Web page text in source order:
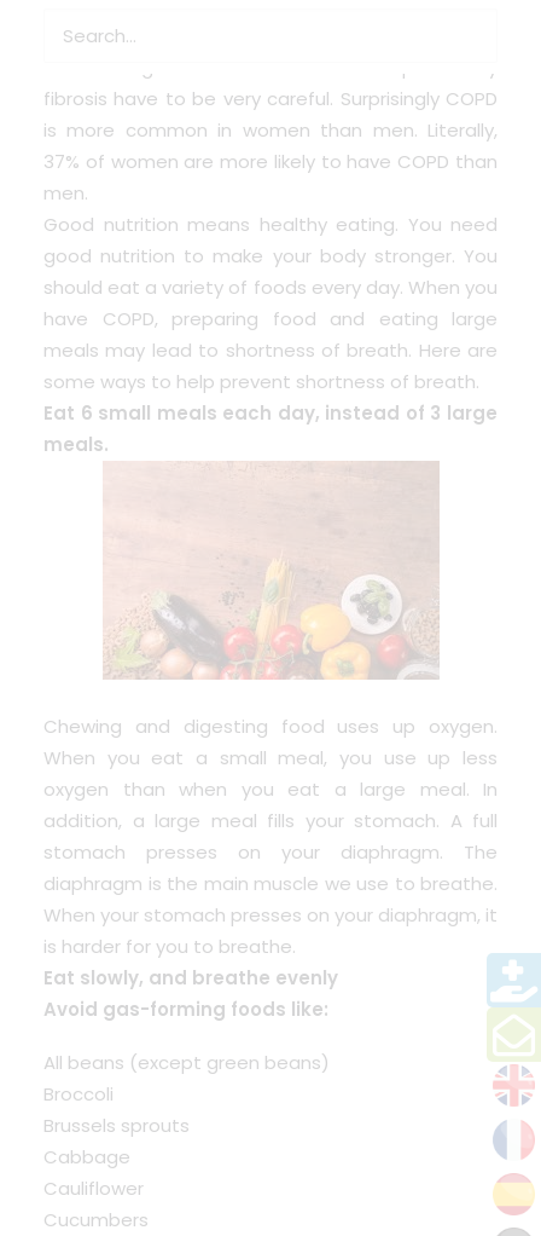
in the summer season. The patients ailing with a
fibrosis have to be very careful. Surprisingly COPD
is more common in women than men. Literally,
37% of women are more likely to have COPD than
men.
Good nutrition means healthy eating. You need
good nutrition to make your body stronger. You
should eat a variety of foods every day. When you
have COPD, preparing food and eating large
meals may lead to shortness of breath. Here are
some ways to help prevent shortness of breath.
Eat 6 small meals each day, instead of 3 large
meals.
Chewing and digesting food uses up oxygen.
When you eat a small meal, you use up less
oxygen than when you eat a large meal. In
addition, a large meal fills your stomach. A full
stomach presses on your diaphragm. The
diaphragm is the main muscle we use to breathe.
When your stomach presses on your diaphragm, it
is harder for you to breathe.
Eat slowly, and breathe evenly
Avoid gas-forming foods like:
All beans (except green beans)
Broccoli
Brussels sprouts
Cabbage
Cauliflower
Cucumbers